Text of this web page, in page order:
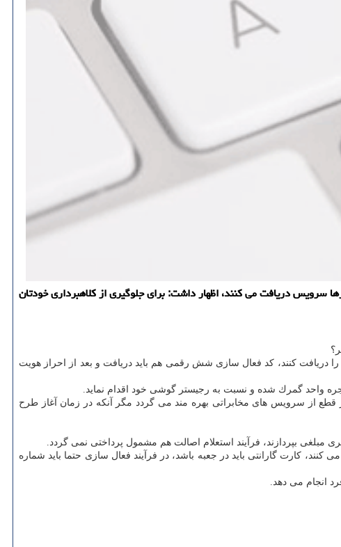
ارز با اشاره به اینكه همه موبایل ها تا ۳۰ روز بعد از روشن شدن از اپراتورها سرویس دریافت می كنند، اظهار داشت: برای جلوگیری از كلاهبرداری خودتان
را دریافت كنند، كد فعال سازی شش رقمی هم باید دریافت و بعد از احراز هویت
واحد گمرك شده و نسبت به رجیستر گوشی خود اقدام نماید.
قطع از سرویس های مخابراتی بهره مند می گردد مگر آنكه در زمان آغاز طرح
همه گوشیها پس از روشن شدن تا ۳۰ روز از اپراتورها سرویس دریافت می كنند، كارت گارانتی باید در جعبه باشد، در فرآیند فعال سازی حتما باید شماره
انجام می دهد.